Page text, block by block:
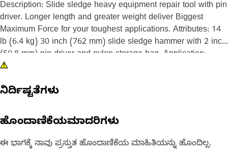
Description: Slide sledge heavy equipment repair tool with pin
driver. Longer length and greater weight deliver Biggest
Maximum Force for your toughest applications. Attributes: 14
lb (6.4 kg) 30 inch (762 mm) slide sledge hammer with 2 inch
(50.8 mm) pin driver and nylon storage bag. Application:
Dealer Tool Consult your owners manual or contact your local
ನಿರ್ದಿಷ್ಟತೆಗಳು
ಹೊಂದಾಣಿಕೆಯಮಾದರಿಗಳು
ಈ ಭಾಗಕ್ಕೆ ನಾವು ಪ್ರಸ್ತುತ ಹೊಂದಾಣಿಕೆಯ ಮಾಹಿತಿಯನ್ನು ಹೊಂದಿಲ್ಲ.